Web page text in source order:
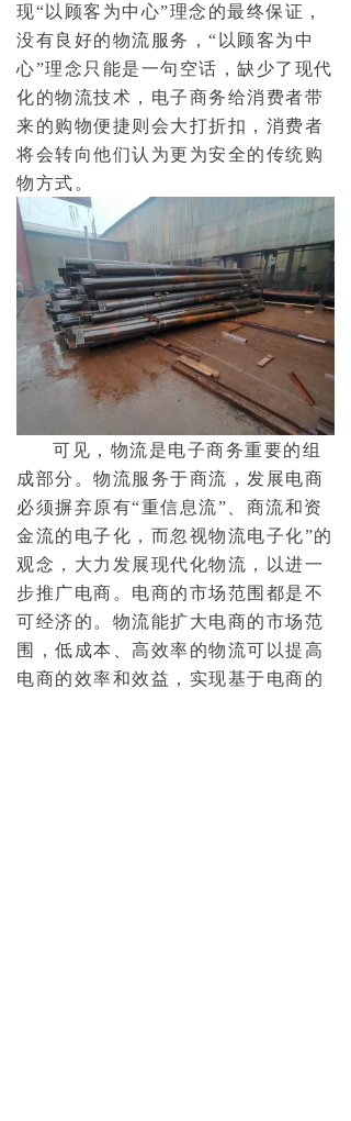
现“以顾客为中心”理念的最终保证，
没有良好的物流服务，“以顾客为中
心”理念只能是一句空话，缺少了现代
化的物流技术，电子商务给消费者带
来的购物便捷则会大打折扣，消费者
将会转向他们认为更为安全的传统购
物方式。
可见，物流是电子商务重要的组
成部分。物流服务于商流，发展电商
必须摒弃原有“重信息流”、商流和资
金流的电子化，而忽视物流电子化”的
观念，大力发展现代化物流，以进一
步推广电商。电商的市场范围都是不
可经济的。物流能扩大电商的市场范
围，低成本、高效率的物流可以提高
电商的效率和效益，实现基于电商的